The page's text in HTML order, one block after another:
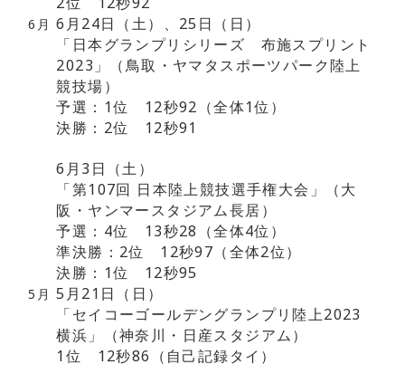
6月 6月24日（土）、25日（日）
「日本グランプリシリーズ 布施スプリント
2023」（鳥取・ヤマタスポーツパーク陸上
競技場）
予選：1位 12秒92（全体1位）
決勝：2位 12秒91
6月3日（土）
「第107回 日本陸上競技選手権大会」（大
阪・ヤンマースタジアム長居）
予選：4位 13秒28（全体4位）
準決勝：2位 12秒97（全体2位）
決勝：1位 12秒95
5月 5月21日（日）
「セイコーゴールデングランプリ陸上2023
横浜」（神奈川・日産スタジアム）
1位 12秒86（自己記録タイ）